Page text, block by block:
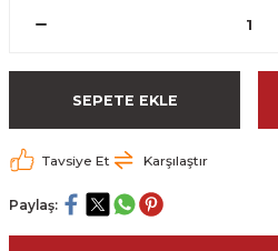
SEPETE EKLE
Tavsiye Et Karşılaştır
Paylaş: